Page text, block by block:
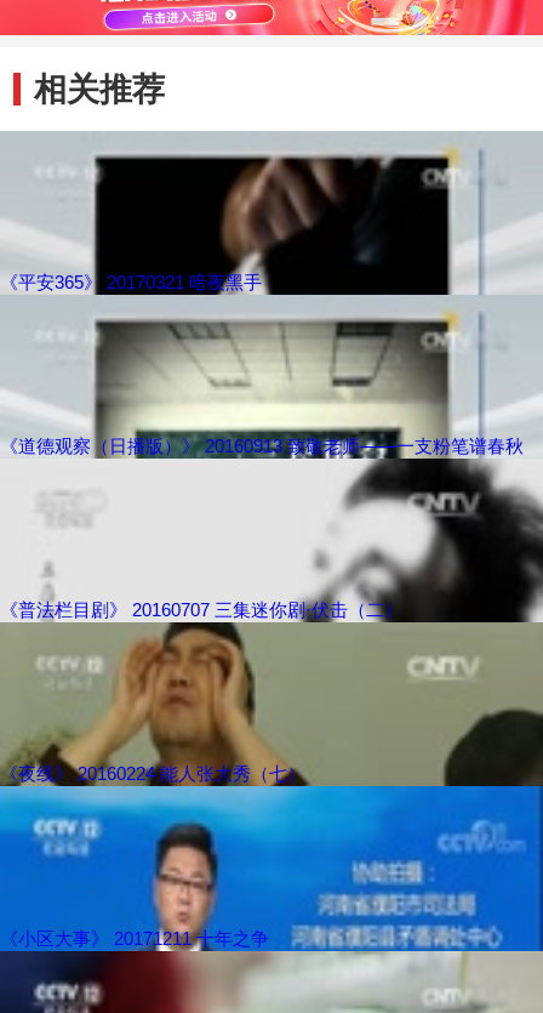
相关推荐
《平安365》 20170321 暗夜黑手
《道德观察（日播版）》 20160913 致敬老师——一支粉笔谱春秋
《普法栏目剧》 20160707 三集迷你剧·伏击（二）
《夜线》 20160224 能人张大秀（七）
《小区大事》 20171211 十年之争